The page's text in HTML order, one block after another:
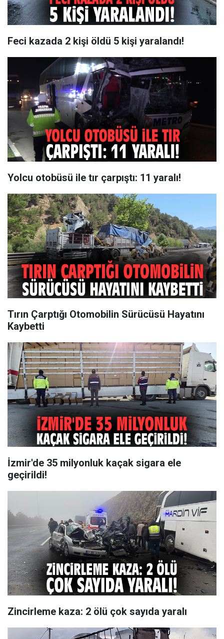
Feci kazada 2 kişi öldü 5 kişi yaralandı!
Yolcu otobüsü ile tır çarpıştı: 11 yaralı!
Tırın Çarptığı Otomobilin Sürücüsü Hayatını
Kaybetti
İzmir'de 35 milyonluk kaçak sigara ele
geçirildi!
Zincirleme kaza: 2 ölü çok sayıda yaralı